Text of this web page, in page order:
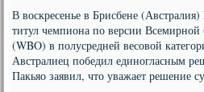
В воскресенье в Брисбене
титул чемпиона по версии Всемирной
(WBO) в полусредней весовой
Австралиец победил единогласным
Пакьяо заявил, что уважает решение